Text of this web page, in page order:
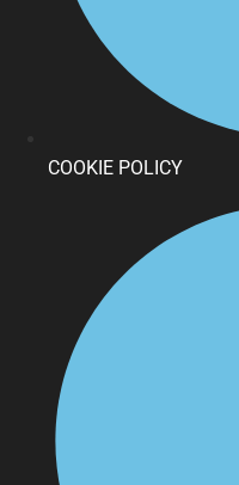
COOKIE POLICY